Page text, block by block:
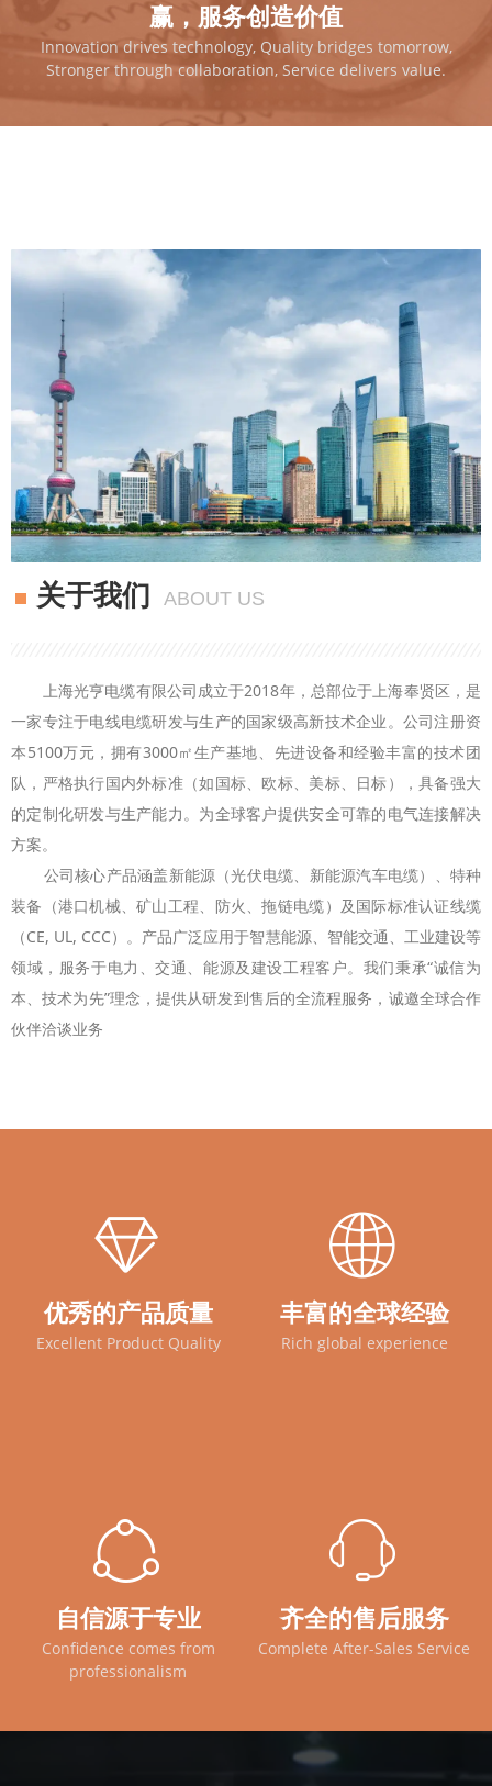
赢，服务创造价值
Innovation drives technology, Quality bridges tomorrow,
Stronger through collaboration, Service delivers value.
上海光亨电缆有限公司成立于2018年，总部位于上海奉贤区，是
一家专注于电线电缆研发与生产的国家级高新技术企业。公司注册资
本5100万元，拥有3000㎡生产基地、先进设备和经验丰富的技术团
队，严格执行国内外标准（如国标、欧标、美标、日标），具备强大
的定制化研发与生产能力。 为全球客户提供安全可靠的电气连接解决
方案。
公司核心产品涵盖新能源（光伏电缆、新能源汽车电缆）、特种
装备（港口机械、矿山工程、防火、拖链电缆）及国际标准认证线缆
（CE, UL, CCC）。产品广泛应用于智慧能源、智能交通、工业建设等
领域，服务于电力、交通、能源及建设工程客户。我们秉承“诚信为
本、技术为先”理念，提供从研发到售后的全流程服务，诚邀全球合作
伙伴洽谈业务
关于我们 ABOUT US
优秀的产品质量
Excellent Product Quality
ꁐ
ꁐ
优秀的产品质量
Excellent Product Quality
丰富的全球经验
Rich global experience
ꄓ
丰富的外贸经验
Rich Experience In Foreign
ꄓ
自信源于专业
Confidence comes from
professionalism
ꁢ
自信源于
Confidence Comes From
Technology
ꁢ
齐全的售后服务
Complete After-Sales Service
ꁱ
齐全的售后服务
Complete After-Sales Service
ꁱ